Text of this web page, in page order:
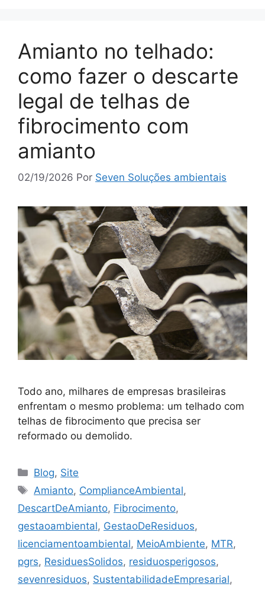
Amianto no telhado:
como fazer o descarte
legal de telhas de
fibrocimento com
amianto
02/19/2026 Por Seven Soluções ambientais
Todo ano, milhares de empresas brasileiras
enfrentam o mesmo problema: um telhado com
telhas de fibrocimento que precisa ser
reformado ou demolido.
Blog, Site
Amianto, ComplianceAmbiental,
DescartDeAmianto, Fibrocimento,
gestaoambiental, GestaoDeResiduos,
licenciamentoambiental, MeioAmbiente, MTR,
pgrs, ResiduesSolidos, residuosperigosos,
sevenresiduos, SustentabilidadeEmpresarial,